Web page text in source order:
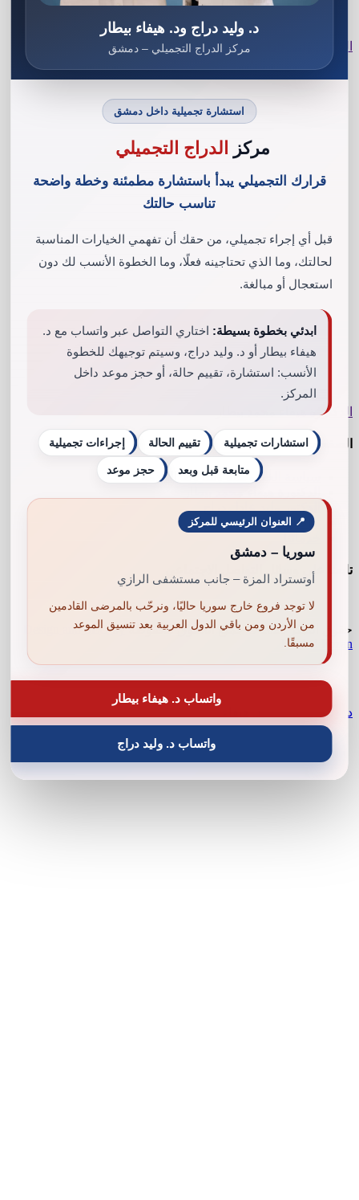
الدكتور وليد عادل دراج
الدكتورة هيفاء محمد بيطار
الصفحات
سياسة الخصوصية وشروط الخدمة
تواصل معنا
تابعنا على وسائل التواصل الاجتماعي
حقوق النشر 2026 © جميع الحقوق محفوظة
Design and SEO by
Khaled Fozan
د. وليد
د. وليد دراج ود. هيفاء بيطار
مركز الدراج التجميلي – دمشق
استشارة تجميلية داخل دمشق
مركز الدراج التجميلي
قرارك التجميلي يبدأ باستشارة مطمئنة وخطة واضحة
تناسب حالتك
قبل أي إجراء تجميلي، من حقك أن تفهمي الخيارات المناسبة
لحالتك، وما الذي تحتاجينه فعلًا، وما الخطوة الأنسب لك دون
استعجال أو مبالغة.
ابدئي بخطوة بسيطة: اختاري التواصل عبر واتساب مع د.
هيفاء بيطار أو د. وليد دراج، وسيتم توجيهك للخطوة
الأنسب: استشارة، تقييم حالة، أو حجز موعد داخل
المركز.
استشارات تجميلية تقييم الحالة إجراءات تجميلية
متابعة قبل وبعد حجز موعد
📍 العنوان الرئيسي للمركز
سوريا – دمشق
أوتستراد المزة – جانب مستشفى الرازي
لا توجد فروع خارج سوريا حاليًا، ونرحّب بالمرضى القادمين
من الأردن ومن باقي الدول العربية بعد تنسيق الموعد
مسبقًا.
واتساب د. هيفاء بيطار
واتساب د. وليد دراج